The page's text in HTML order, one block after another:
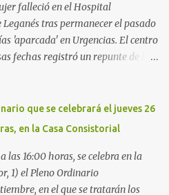
falleció en el Hospital
tras permanecer el pasado
'aparcada' en Urgencias. El centro
fechas registró un repunte de las
por culpa de un resfriado.
año pasado en el Hospital
sin poder descansar. Su hija, que
un vídeo de la situación
estaban repletos de enfermos y
que se celebrará el jueves 26
en la Casa Consistorial
las 16:00 horas, se celebra en la
1) el Pleno Ordinario
en el que se tratarán los